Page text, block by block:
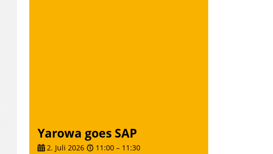
Yarowa goes SAP
2. Juli 2026 11:00 – 11:30